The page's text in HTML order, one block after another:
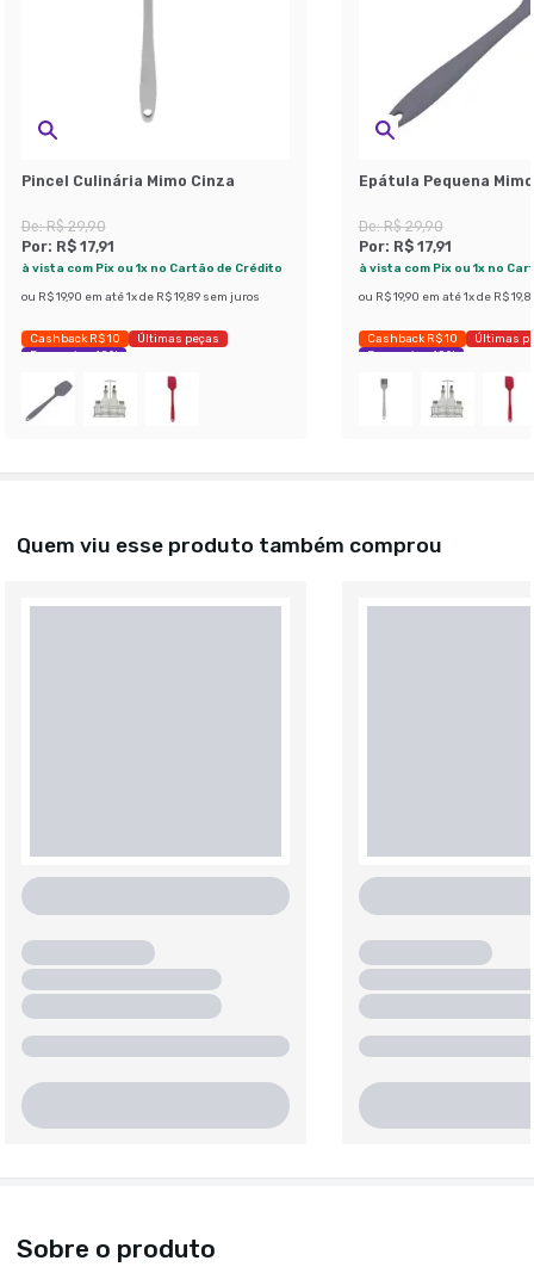
Pincel Culinária Mimo Cinza
De:R$ 29,90
Por: R$ 17,91
à vista com Pix ou 1x no Cartão de Crédito
ou R$ 19,90 em até 1x de R$ 19,89 sem juros
Cashback R$ 10
Últimas peças
Economize 40%
Epátula Pequena
De:R$ 29,90
Por: R$ 17,91
à vista com Pix ou 1x no
ou R$ 19,90 em até 1x de R$
Cashback R$ 10
Últimas
Economize 40%
Quem viu esse produto também comprou
Sobre o produto